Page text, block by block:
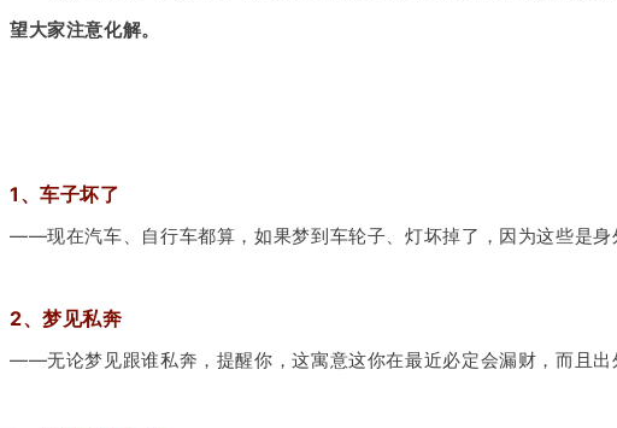
望大家注意化解。
1、车子坏了
——现在汽车、自行车都算，如果梦到车轮子、灯坏掉了，因为这些是身
2、梦见私奔
——无论梦见跟谁私奔，提醒你，这寓意这你在最近必定会漏财，而且出